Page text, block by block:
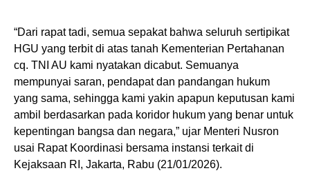
“Dari rapat tadi, semua sepakat bahwa seluruh sertipikat
HGU yang terbit di atas tanah Kementerian Pertahanan
cq. TNI AU kami nyatakan dicabut. Semuanya
mempunyai saran, pendapat dan pandangan hukum
yang sama, sehingga kami yakin apapun keputusan kami
ambil berdasarkan pada koridor hukum yang benar untuk
kepentingan bangsa dan negara,” ujar Menteri Nusron
usai Rapat Koordinasi bersama instansi terkait di
Kejaksaan RI, Jakarta, Rabu (21/01/2026).